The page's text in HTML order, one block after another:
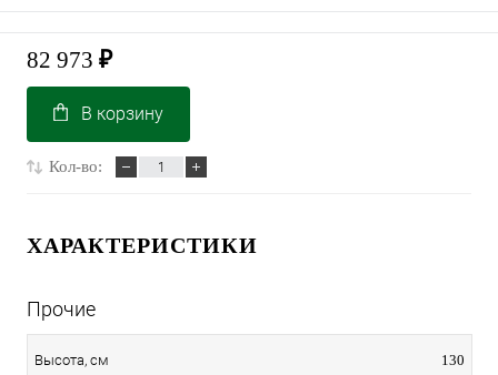
82 973 ₽
В корзину
Кол-во:
ХАРАКТЕРИСТИКИ
Прочие
Высота, см 130